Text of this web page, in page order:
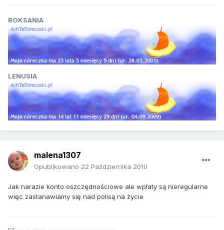
ROKSANIA
LENUSIA
malena1307
Opublikowano 22 Października 2010
Jak narazie konto oszczędnościowe ale wpłaty są nieregularne
więc zastanawiamy się nad polisą na życie